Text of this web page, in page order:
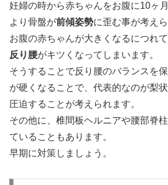
妊婦の時から赤ちゃんをお腹に10ヶ
より骨盤が前傾姿勢に歪む事が考えら
お腹の赤ちゃんが大きくなるにつれて
反り腰がキツくなってしまいます。
そうすることで反り腰のバランスを
が硬くなることで、代表的なのが梨
圧迫することが考えられます。
その他に、椎間板ヘルニアや腰部脊
ていることもあります。
早期に対策しましょう。